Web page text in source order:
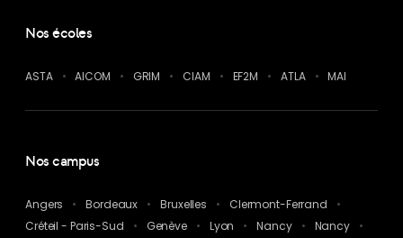
Nos écoles
ASTA AICOM GRIM CIAM EF2M ATLA MAI
Nos campus
Angers Bordeaux Bruxelles
Clermont-Ferrand
Créteil - Paris-Sud
Genève Lyon Nancy
Nancy